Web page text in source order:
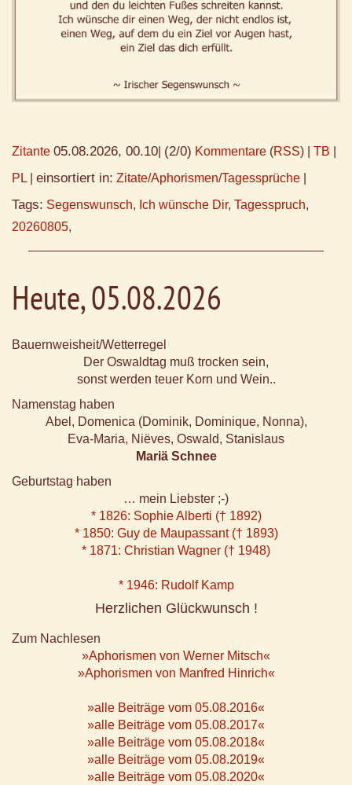
Zitante 05.08.2026, 00.10 (2/0) Kommentare (RSS) | TB
PL
einsortiert in: Zitate/Aphorismen/Tagessprüche
Tags: Segenswunsch, Ich wünsche Dir, Tagesspruch,
20260805,
Heute, 05.08.2026
Bauernweisheit/Wetterregel
Der Oswaldtag muß trocken sein,
sonst werden teuer Korn und Wein..
Namenstag haben
Abel, Domenica (Dominik, Dominique, Nonna),
Eva-Maria, Niëves, Oswald, Stanislaus
Mariä Schnee
Geburtstag haben
… mein Liebster ;-)
* 1826: Sophie Alberti († 1892)
* 1850: Guy de Maupassant († 1893)
* 1871: Christian Wagner († 1948)
* 1946: Rudolf Kamp
Herzlichen Glückwunsch !
Zum Nachlesen
»Aphorismen von Werner Mitsch«
»Aphorismen von Manfred Hinrich«
»alle Beiträge vom 05.08.2016«
»alle Beiträge vom 05.08.2017«
»alle Beiträge vom 05.08.2018«
»alle Beiträge vom 05.08.2019«
»alle Beiträge vom 05.08.2020«